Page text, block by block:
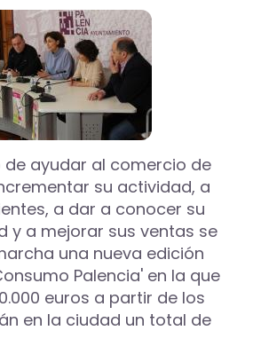
de ayudar al comercio de
su actividad, a
a dar a conocer su
y a mejorar sus ventas se
una nueva edición
Palencia' en la que
euros a partir de los
en la ciudad un total de